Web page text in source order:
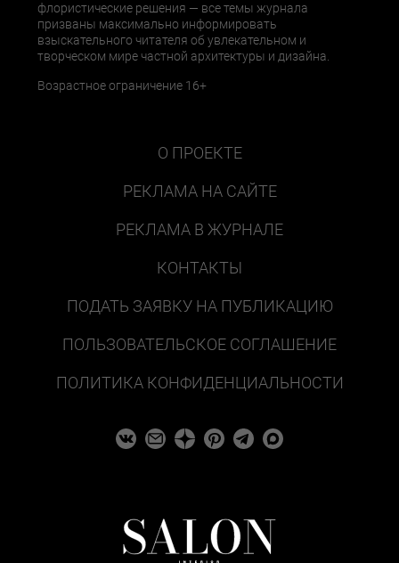
флористические решения — все темы журнала
призваны максимально информировать
взыскательного читателя об увлекательном и
творческом мире частной архитектуры и дизайна.
Возрастное ограничение 16+
О ПРОЕКТЕ
РЕКЛАМА НА САЙТЕ
РЕКЛАМА В ЖУРНАЛЕ
КОНТАКТЫ
ПОДАТЬ ЗАЯВКУ НА ПУБЛИКАЦИЮ
ПОЛЬЗОВАТЕЛЬСКОЕ СОГЛАШЕНИЕ
ПОЛИТИКА КОНФИДЕНЦИАЛЬНОСТИ